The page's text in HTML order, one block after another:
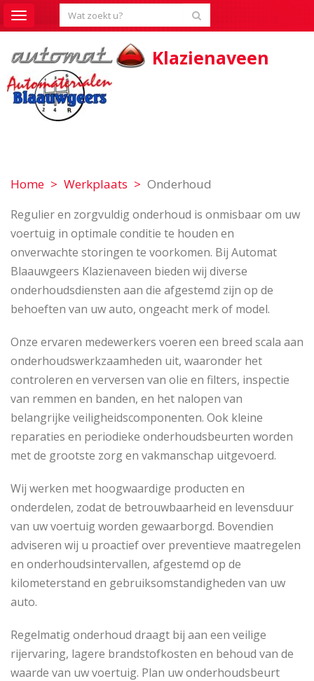
Toggle
navigation
Klazienaveen
Home Werkplaats Onderhoud
Regulier en zorgvuldig onderhoud is onmisbaar om uw
voertuig in optimale conditie te houden en
onverwachte storingen te voorkomen. Bij Automat
Blaauwgeers Klazienaveen bieden wij diverse
onderhoudsdiensten aan die afgestemd zijn op de
behoeften van uw auto, ongeacht merk of model.
Onze ervaren medewerkers voeren een breed scala aan
onderhoudswerkzaamheden uit, waaronder het
controleren en verversen van olie en filters, inspectie
van remmen en banden, en het nalopen van
belangrijke veiligheidscomponenten. Ook kleine
reparaties en periodieke onderhoudsbeurten worden
met de grootste zorg en vakmanschap uitgevoerd.
Wij werken met hoogwaardige producten en
onderdelen, zodat de betrouwbaarheid en levensduur
van uw voertuig worden gewaarborgd. Bovendien
adviseren wij u proactief over preventieve maatregelen
en onderhoudsintervallen, afgestemd op de
kilometerstand en gebruiksomstandigheden van uw
auto.
Regelmatig onderhoud draagt bij aan een veilige
rijervaring, lagere brandstofkosten en behoud van de
waarde van uw voertuig. Plan uw onderhoudsbeurt